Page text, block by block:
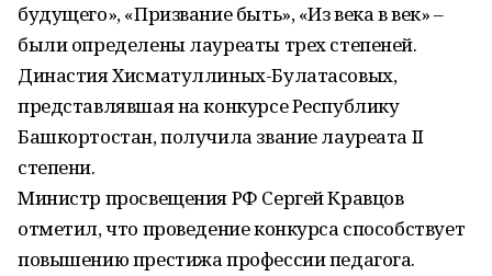
будущего», «Призвание быть», «Из века в век» –
были определены лауреаты трех степеней.
Династия Хисматуллиных-Булатасовых,
представлявшая на конкурсе Республику
Башкортостан, получила звание лауреата II
степени.
Министр просвещения РФ Сергей Кравцов
отметил, что проведение конкурса способствует
повышению престижа профессии педагога.